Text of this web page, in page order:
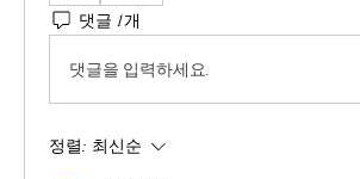
댓글 1개
댓글을 입력하세요.
정렬: 최신순